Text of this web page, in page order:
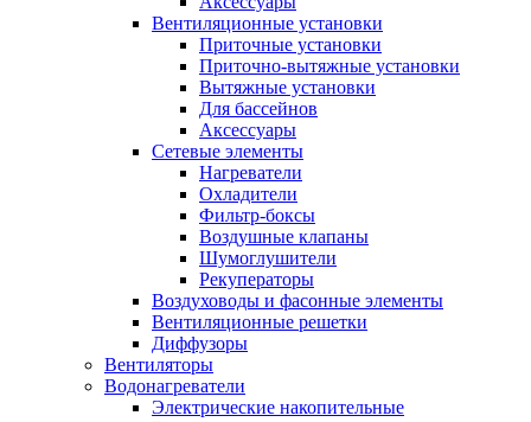
Вентиляционные установки
Приточные установки
Приточно-вытяжные установки
Вытяжные установки
Для бассейнов
Аксессуары
Сетевые элементы
Нагреватели
Охладители
Фильтр-боксы
Воздушные клапаны
Шумоглушители
Рекуператоры
Воздуховоды и фасонные элементы
Вентиляционные решетки
Диффузоры
Вентиляторы
Водонагреватели
Электрические накопительные